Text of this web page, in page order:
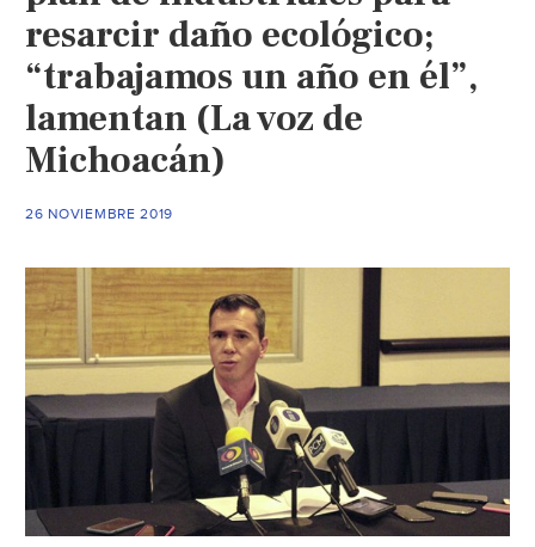
(Filo.news)
resarcir daño ecológico;
“trabajamos un año en él”,
lamentan (La voz de
Michoacán)
26 NOVIEMBRE 2019